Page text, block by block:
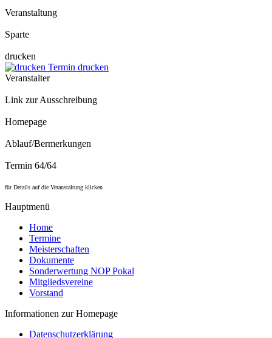
Veranstaltung
Sparte
drucken
Termin drucken
Veranstalter
Link zur Ausschreibung
Homepage
Ablauf/Bermerkungen
Termin 64/64
für Details auf die Veranstaltung klicken
Hauptmenü
Home
Termine
Meisterschaften
Dokumente
Sonderwertung NOP Pokal
Mitgliedsvereine
Vorstand
Informationen zur Homepage
Datenschutzerklärung